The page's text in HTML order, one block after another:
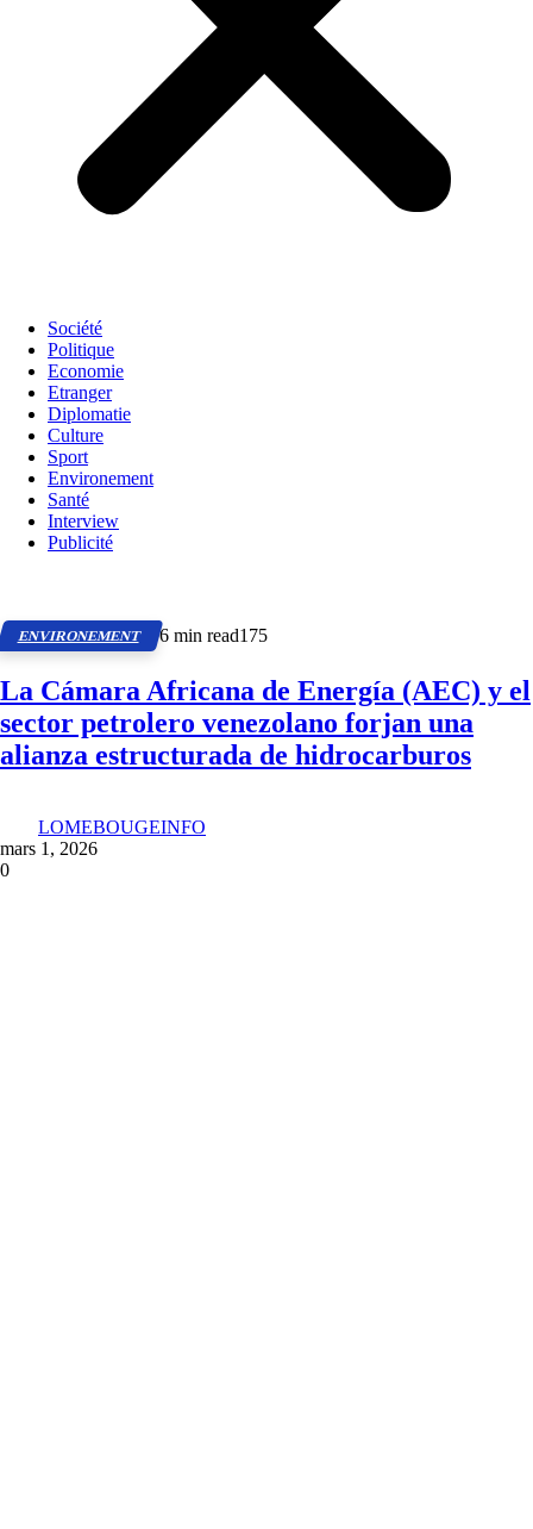
Société
Politique
Economie
Etranger
Diplomatie
Culture
Sport
Environement
Santé
Interview
Publicité
ENVIRONEMENT 6 min read175
La Cámara Africana de Energía (AEC) y el
sector petrolero venezolano forjan una
alianza estructurada de hidrocarburos
LOMEBOUGEINFO
mars 1, 2026
0